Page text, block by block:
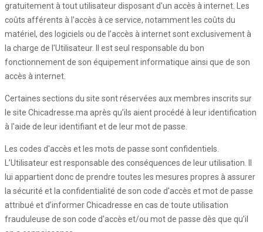
gratuitement à tout utilisateur disposant d'un accès à internet. Les
coûts afférents à l'accès à ce service, notamment les coûts du
matériel, des logiciels ou de l’accès à internet sont exclusivement à
la charge de l'Utilisateur. Il est seul responsable du bon
fonctionnement de son équipement informatique ainsi que de son
accès à internet.
Certaines sections du site sont réservées aux membres inscrits sur
le site Chicadresse.ma après qu’ils aient procédé à leur identification
à l'aide de leur identifiant et de leur mot de passe.
Les codes d'accès et les mots de passe sont confidentiels.
L’Utilisateur est responsable des conséquences de leur utilisation. Il
lui appartient donc de prendre toutes les mesures propres à assurer
la sécurité et la confidentialité de son code d'accès et mot de passe
attribué et d’informer Chicadresse en cas de toute utilisation
frauduleuse de son code d'accès et/ou mot de passe dès que qu’il